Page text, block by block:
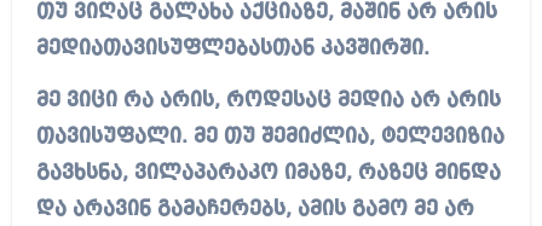
თუ ვიღაც გალახა აქციაზე, მაშინ არ არის
მედიათავისუფლებასთან კავშირში.
მე ვიცი რა არის, როდესაც მედია არ არის
თავისუფალი. მე თუ შემიძლია, ტელევიზია
გავხსნა, ვილაპარაკო იმაზე, რაზეც მინდა
და არავინ გამაჩერებს, ამის გამო მე არ